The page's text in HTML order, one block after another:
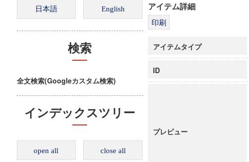
検索
全文検索(Googleカスタム検索)
インデックスツリー
open all close all
アイテム詳細
アイテムタイプ
ID
プレビュー